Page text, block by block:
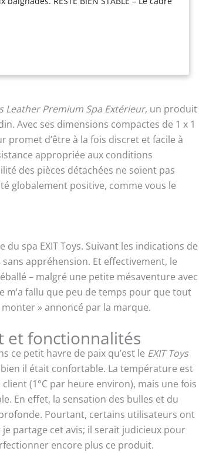
rectangulaire fermement en place dans
met l’eau en mouvement dès
un entretien plus simple au quotidien.
– Avec 300 x 200 x 65 cm et 3700 l à
ce set offre une vraie zone de baignade
piscine, bâche et pompe sont incluses.
EXIT Toys offre 2 ans de garantie légale UE;
compatibles disponibles.
Leather Premium Spa Extérieur, un produit
Avec ses dimensions compactes de 1 x 1
promet d’être à la fois discret et facile à
appropriée aux conditions
des pièces détachées ne soient pas
globalement positive, comme vous le
spa EXIT Toys. Suivant les indications de
appréhension. Et effectivement, le
– malgré une petite mésaventure avec
m’a fallu que peu de temps pour que tout
» annoncé par la marque.
et fonctionnalités
ce petit havre de paix qu’est le EXIT Toys
il était confortable. La température est
(1°C par heure environ), mais une fois
En effet, la sensation des bulles et du
Pourtant, certains utilisateurs ont
partage cet avis; il serait judicieux pour
encore plus ce produit.